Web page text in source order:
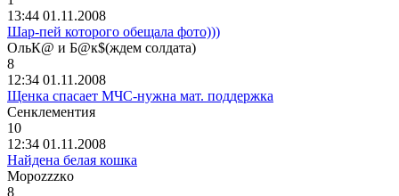
13:44 01.11.2008
Шар-пей которого обещала фото)))
ОльК@ и Б@к$(ждем солдата)
8
12:34 01.11.2008
Щенка спасает МЧС-нужна мат. поддержка
Сенклементия
10
12:34 01.11.2008
Найдена белая кошка
Мoрozzzкo
8